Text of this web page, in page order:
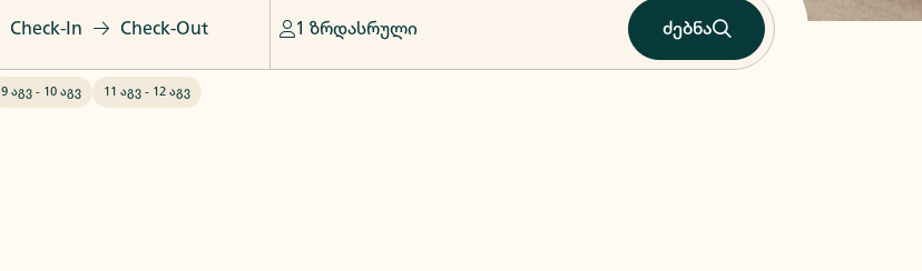
Check-In Check-Out
9 აგვ - 10 აგვ 11 აგვ - 12 აგვ
1 ზრდასრული ძებნა